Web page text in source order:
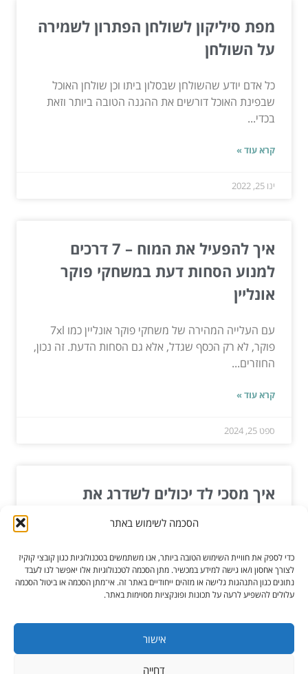
הסכמה לשימוש באתר
כדי לספק את חוויית השימוש הטובה ביותר, אנו משתמשים בטכנולוגיות כגון קובצי קוקיז
לצורך אחסון ו/או גישה למידע במכשיר. מתן הסכמה לטכנולוגיות אלו יאפשר לנו לעבד
נתונים כגון התנהגות גלישה או מזהים ייחודיים באתר זה. אי־מתן הסכמה או ביטול הסכמה
עלולים להשפיע לרעה על תכונות ופונקציות מסוימות באתר.
אישור
דחייה
מפת סיליקון לשולחן הפתרון לשמירה
על השולחן
כל אדם יודע שהשולחן שבסלון ביתו וכן שולחן האוכל
שבפינת האוכל דורשים את ההגנה הטובה ביותר וזאת
בכדי...
קרא עוד »
ינו 25, 2022
איך להפעיל את המוח – 7 דרכים
למנוע הסחות דעת במשחקי פוקר
אונליין
עם העלייה המהירה של משחקי פוקר אונליין כמו 7xl
פוקר, לא רק הכסף שגדל, אלא גם הסחות הדעת. זה נכון,
החוזרים...
קרא עוד »
ספט 25, 2024
איך מסכי לד יכולים לשדרג את
האירוע שלכם?
לאורך השנה, כל בעל עסק דואג לתכנן ולהפיק אירועים
מסוגים שונים. את סוג האירוע, הגודל שלו וגם המיקום...
קרא עוד »